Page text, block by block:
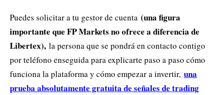
Puedes solicitar a tu gestor de cuenta (una figura
importante que FP Markets no ofrece a diferencia de
Libertex), la persona que se pondrá en contacto contigo
por teléfono enseguida para explicarte paso a paso cómo
funciona la plataforma y cómo empezar a invertir, una
prueba absolutamente gratuita de señales de trading